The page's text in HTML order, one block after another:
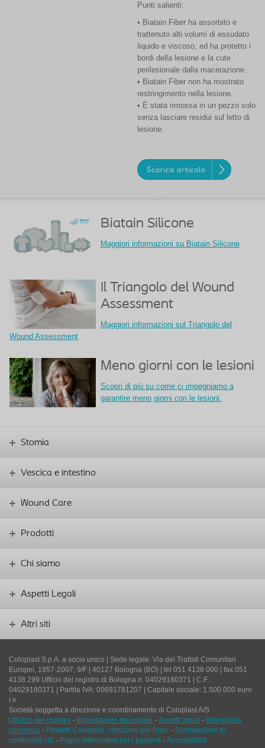
Punti salienti:
• Biatain Fiber ha assorbito e
trattenuto alti volumi di essudato
liquido e viscoso, ed ha protetto i
bordi della lesione e la cute
perilesionale dalla macerazione.
• Biatain Fiber non ha mostrato
restringimento nella lesione.
• È stata rimossa in un pezzo solo
senza lasciare residui sul letto di
lesione.
Scarica articolo
Biatain Silicone
Maggiori informazioni su Biatain Silicone
Il Triangolo del Wound
Assessment
Maggiori informazioni sul Triangolo del
Wound Assessment
Meno giorni con le lesioni
Scopri di più su come ci impegniamo a
garantire meno giorni con le lesioni.
Stomia
Vescica e intestino
Wound Care
Prodotti
Chi siamo
Aspetti Legali
Altri siti
Coloplast S.p.A. a socio unico | Sede legale: Via dei Trattati Comunitari
Europei, 1957-2007, 9/F | 40127 Bologna (BO) | tel 051 4138 000 | fax 051
4138 299 Ufficio del registro di Bologna n. 04029180371 | C.F.:
04029180371 | Partita IVA: 00691781207 | Capitale sociale: 1.500.000 euro
i.v.
Società soggetta a direzione e coordinamento di Coloplast A/S
Utilizzo dei cookies - Impostazioni dei cookie - Aspetti legali - Informativa
consenso - Prodotti Coloplast - istruzioni per l'uso - Dichiarazioni di
conformità UE - Foglio informativo per i pazienti - Accessibilità